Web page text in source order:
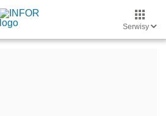
Serwisy